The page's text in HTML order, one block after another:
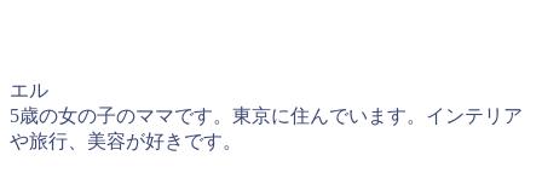
エル
5歳の女の子のママです。東京に住んでいます。インテリア
や旅行、美容が好きです。